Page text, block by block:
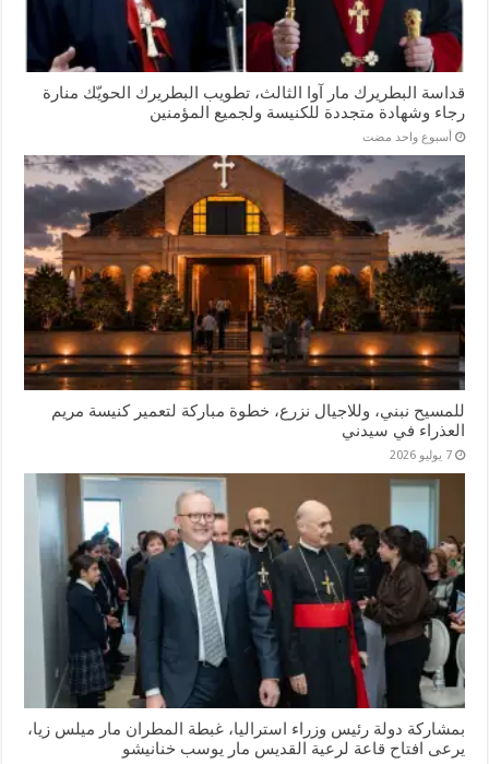
قداسة البطريرك مار آوا الثالث، تطويب البطريرك الحويّك منارة
رجاء وشهادة متجددة للكنيسة ولجميع المؤمنين
‏أسبوع واحد مضت
للمسيح نبني، وللاجيال نزرع، خطوة مباركة لتعمير كنيسة مريم
العذراء في سيدني
7 يوليو 2026
بمشاركة دولة رئيس وزراء استراليا، غبطة المطران مار ميلس زيا،
يرعى افتاح قاعة لرعية القديس مار يوسب خنانيشو